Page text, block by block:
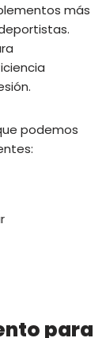
más
podemos
para